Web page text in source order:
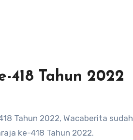
418 Tahun 2022
Tahun 2022, Wacaberita sudah
ke-418 Tahun 2022.